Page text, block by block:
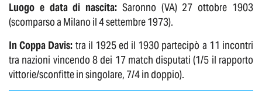
Luogo e data di nascita: Saronno (VA) 27 ottobre 1903
(scomparso a Milano il 4 settembre 1973).
In Coppa Davis: tra il 1925 ed il 1930 partecipò a 11 incontri
tra nazioni vincendo 8 dei 17 match disputati (1/5 il rapporto
vittorie/sconfitte in singolare, 7/4 in doppio).